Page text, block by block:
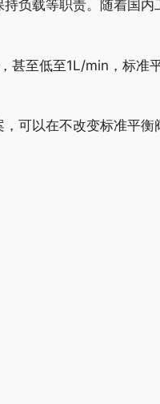
负载等职责。随着国
甚至低至1L/min，标准
可以在不改变标准平衡